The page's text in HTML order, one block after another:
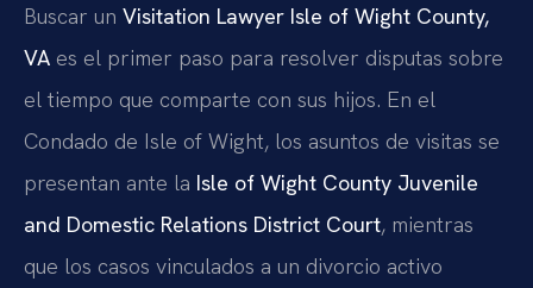
Buscar un Visitation Lawyer Isle of Wight County,
VA es el primer paso para resolver disputas sobre
el tiempo que comparte con sus hijos. En el
Condado de Isle of Wight, los asuntos de visitas se
presentan ante la Isle of Wight County Juvenile
and Domestic Relations District Court, mientras
que los casos vinculados a un divorcio activo